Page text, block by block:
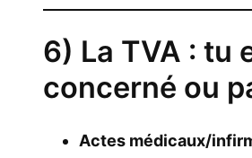
6) La TVA : tu
concerné ou
Actes médicaux/